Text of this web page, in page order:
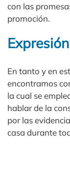
con las
promoción.
En tanto y en
encontramos
la cual se
hablar de la
por las
casa durante